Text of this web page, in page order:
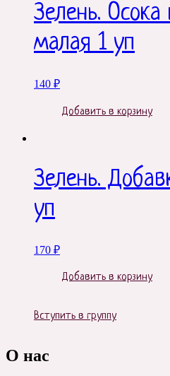
Зелень.
малая 1 уп
140 ₽
Добавить в корзину
Зелень.
уп
170 ₽
Добавить в корзину
Вступить в группу
О нас